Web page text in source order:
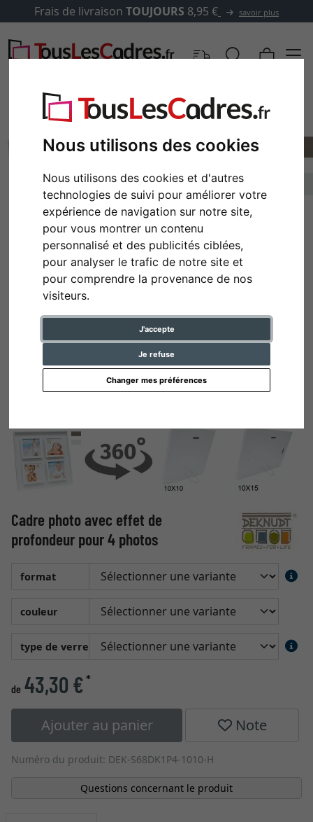
Nous utilisons des cookies
Nous utilisons des cookies et d'autres
technologies de suivi pour améliorer votre
expérience de navigation sur notre site,
pour vous montrer un contenu
personnalisé et des publicités ciblées,
pour analyser le trafic de notre site et
pour comprendre la provenance de nos
visiteurs.
J'accepte
Je refuse
Changer mes préférences
Frais de livraison TOUJOURS 8,95 € savoir plus
Retour
Cadre photo avec effet de
profondeur pour 4 photos
format
couleur
type de verre
de 43,30 €*
Ajouter au panier Note
Numéro du produit: DEK-S68DK1P4-1010-H
Questions concernant le produit